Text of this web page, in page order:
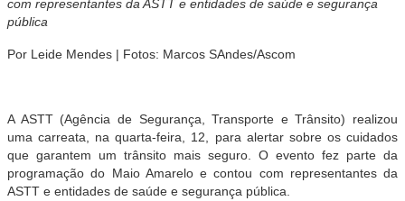
com representantes da ASTT e entidades de saúde e segurança
pública
Por Leide Mendes | Fotos: Marcos SAndes/Ascom
A ASTT (Agência de Segurança, Transporte e Trânsito) realizou
uma carreata, na quarta-feira, 12, para alertar sobre os cuidados
que garantem um trânsito mais seguro. O evento fez parte da
programação do Maio Amarelo e contou com representantes da
ASTT e entidades de saúde e segurança pública.